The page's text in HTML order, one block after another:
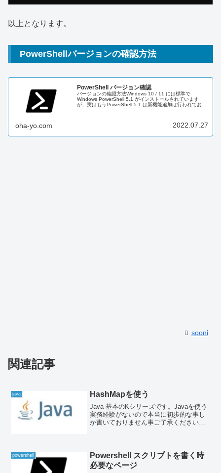
以上となります。
PowerShellバージョンの確認方法
PowerShell バージョン確認
バージョンの確認方法Windows 10 / 11 には標準で
Windows PowerShell 5.1 がインストールされています
が、実はもうPowerShell 5.1 は新機能追加は行われておら
oha-yo.com 2022.07.27
sooni
関連記事
java HashMapを使う
Java 基本のKシリーズです。Javaを使う
実務経験がないので本当に初歩的な事し
か書いておりません事ご了承くださいま
powershell
Powershell スクリプトを書く時
必要なページ